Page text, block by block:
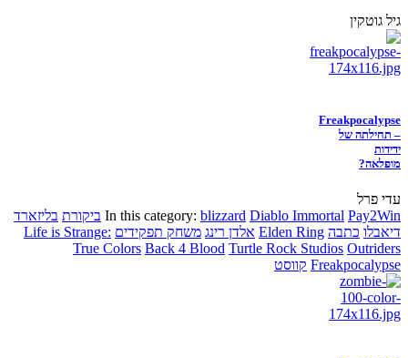
גיל גוטקין
Freakpocalypse
– תחילתה של
ידידות
מופלאה?
עדי פרל
In this category: blizzard Diablo Immortal Pay2Win ביקורת בליזארד
דיאבלו כתבה Elden Ring אלדן רינג משחק תפקידים Life is Strange:
True Colors Back 4 Blood Turtle Rock Studios Outriders
Freakpocalypse קווסט